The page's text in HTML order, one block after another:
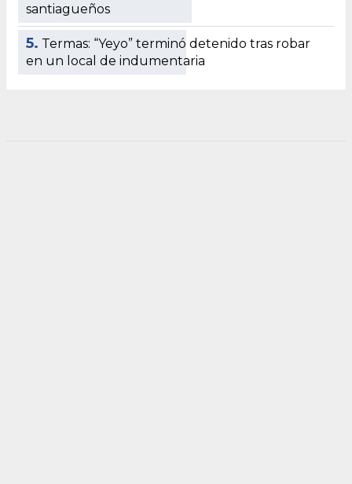
santiagueños
5. Termas: “Yeyo” terminó detenido tras robar
en un local de indumentaria